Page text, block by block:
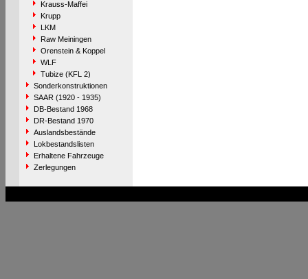
Krauss-Maffei
Krupp
LKM
Raw Meiningen
Orenstein & Koppel
WLF
Tubize (KFL 2)
Sonderkonstruktionen
SAAR (1920 - 1935)
DB-Bestand 1968
DR-Bestand 1970
Auslandsbestände
Lokbestandslisten
Erhaltene Fahrzeuge
Zerlegungen